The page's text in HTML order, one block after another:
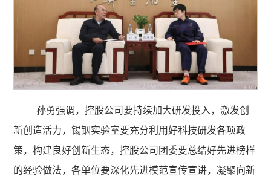
孙勇强调，控股公司要持续加大研发投入，激发创
新创造活力，锡铟实验室要充分利用好科技研发各项政
策，构建良好创新生态，控股公司团委要总结好先进榜样
的经验做法，各单位要深化先进模范宣传宣讲，凝聚向新